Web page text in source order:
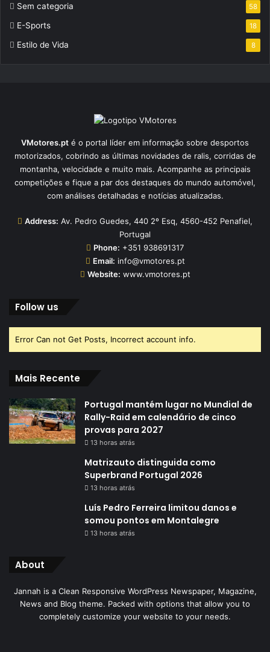
Sem categoria 58
E-Sports 18
Estilo de Vida 8
VMotores.pt é o portal líder em informação sobre desportos
motorizados, cobrindo as últimas novidades de ralis, corridas de
montanha, velocidade e muito mais. Acompanhe as principais
competições e fique a par dos destaques do mundo automóvel,
com análises detalhadas e notícias atualizadas.
Address: Av. Pedro Guedes, 440 2º Esq, 4560-452 Penafiel,
Portugal
Phone: +351 938691317
Email: info@vmotores.pt
Website: www.vmotores.pt
Follow us
Error Can not Get Posts, Incorrect account info.
Mais Recente
Portugal mantém lugar no Mundial de
Rally-Raid em calendário de cinco
provas para 2027
13 horas atrás
Matrizauto distinguida como
Superbrand Portugal 2026
13 horas atrás
Luís Pedro Ferreira limitou danos e
somou pontos em Montalegre
13 horas atrás
About
Jannah is a Clean Responsive WordPress Newspaper, Magazine,
News and Blog theme. Packed with options that allow you to
completely customize your website to your needs.